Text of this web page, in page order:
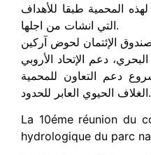
لهذه المحمية طبقا للأهداف
التي انشات من اجلها.
الإئتمان لحوض آركين
دعم الإتحاد الأروبي
دعم التعاون للمحمية
الغلاف الحيوي العابر للحدود.
La 10éme réunion du
hydrologique du parc